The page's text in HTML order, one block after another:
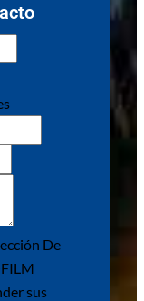
De
sus